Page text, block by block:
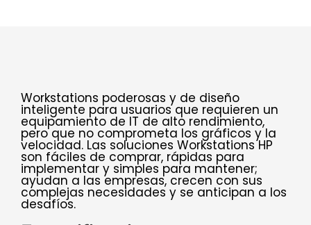
Workstations poderosas y de diseño
inteligente para usuarios que requieren un
equipamiento de IT de alto rendimiento,
pero que no comprometa los gráficos y la
velocidad. Las soluciones Workstations HP
son fáciles de comprar, rápidas para
implementar y simples para mantener;
ayudan a las empresas, crecen con sus
complejas necesidades y se anticipan a los
desafíos.